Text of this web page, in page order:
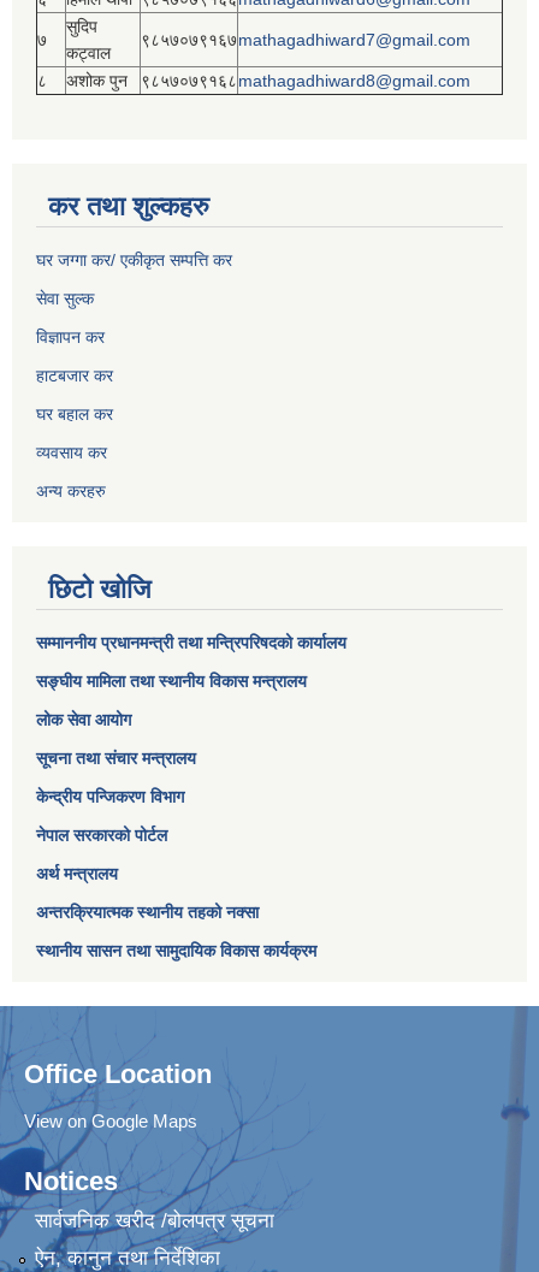
७
सुदिप
कट्वाल
९८५७०७९१६७mathagadhiward7@gmail.com
८ अशोक पुन ९८५७०७९१६८mathagadhiward8@gmail.com
कर तथा शुल्कहरु
घर जग्गा कर/ एकीकृत सम्पत्ति कर
सेवा सुल्क
विज्ञापन कर
हाटबजार कर
घर बहाल कर
व्यवसाय कर
अन्य करहरु
छिटो खोजि
सम्माननीय प्रधानमन्त्री तथा मन्त्रिपरिषद‌को कार्यालय
सङ्घीय मामिला तथा स्थानीय विकास मन्त्रालय
लोक सेवा आयोग
सूचना तथा संचार मन्त्रालय
केन्द्रीय पन्जिकरण विभाग
नेपाल सरकारको पोर्टल
अर्थ मन्त्रालय
अन्तरक्रियात्मक स्थानीय तहको नक्सा
स्थानीय सासन तथा सामुदायिक विकास कार्यक्रम
Office Location
View on Google Maps
Notices
सार्वजनिक खरीद /बोलपत्र सूचना
ऐन, कानुन तथा निर्देशिका